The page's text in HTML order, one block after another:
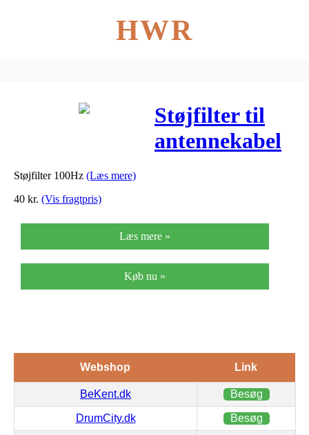
HWR
Støjfilter til
antennekabel
Støjfilter 100Hz (Læs mere)
40 kr. (Vis fragtpris)
Læs mere »
Køb nu »
Webshop Link
BeKent.dk Besøg
DrumCity.dk Besøg